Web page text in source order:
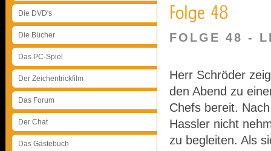
Die DVD's
Die Bücher
Das PC-Spiel
Der Zeichentrickfilm
Das Forum
Der Chat
Das Gästebuch
FOLGE 48 -
Herr Schröder
den Abend zu
Chefs bereit.
Hassler nicht
zu begleiten. Als